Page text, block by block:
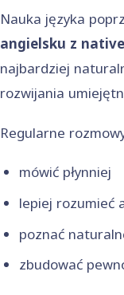
Nauka języka
angielsku z
najbardziej
rozwijania
Regularne
mówić płynniej
lepiej rozumieć
poznać
zbudować